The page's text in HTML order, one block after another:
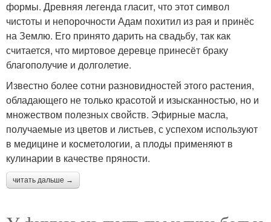
формы. Древняя легенда гласит, что этот символ
чистоты и непорочности Адам похитил из рая и принёс
на Землю. Его принято дарить на свадьбу, так как
считается, что миртовое деревце принесёт браку
благополучие и долголетие.
Известно более сотни разновидностей этого растения,
обладающего не только красотой и изысканностью, но и
множеством полезных свойств. Эфирные масла,
получаемые из цветов и листьев, с успехом используют
в медицине и косметологии, а плоды применяют в
кулинарии в качестве пряности.
читать дальше →